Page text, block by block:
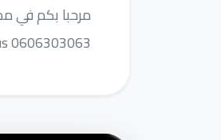
مرحبا بكم في
0606303063